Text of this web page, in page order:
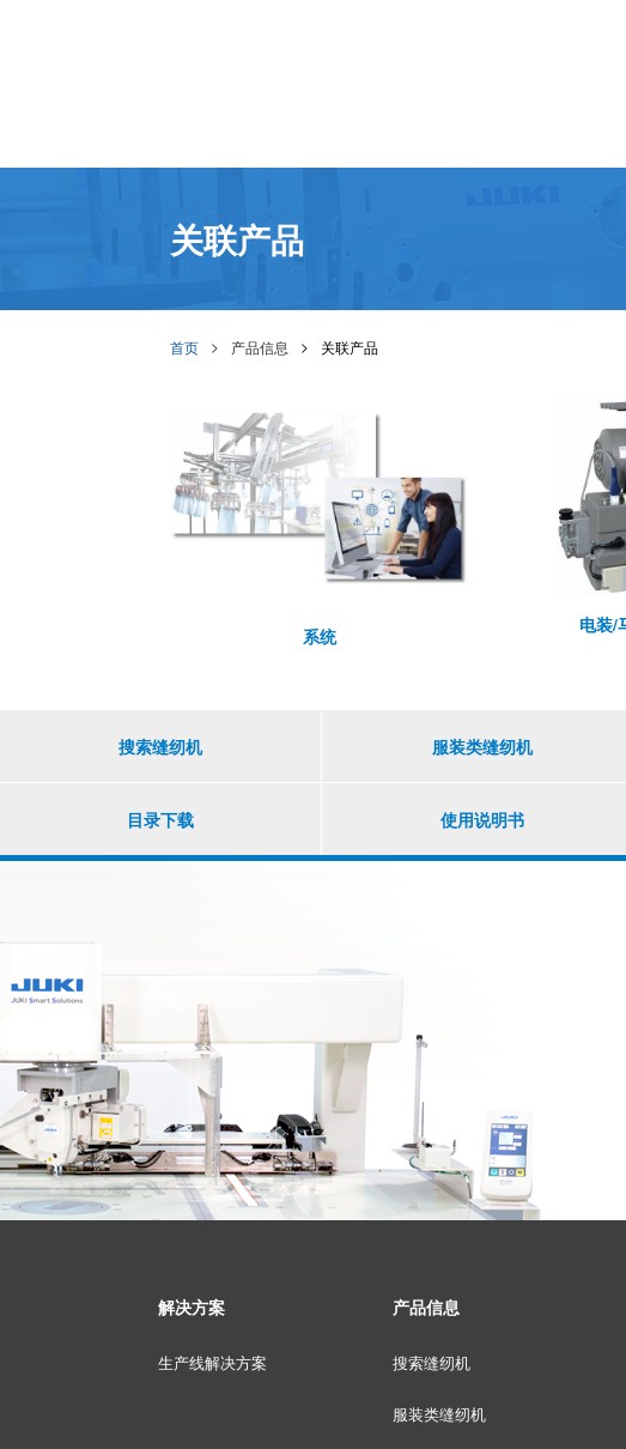
关联产品
首页 产品信息 关联产品
系统 电装/
搜索缝纫机 服装类缝纫机
目录下载 使用说明书
解决方案
生产线解决方案
产品信息
搜索缝纫机
服装类缝纫机